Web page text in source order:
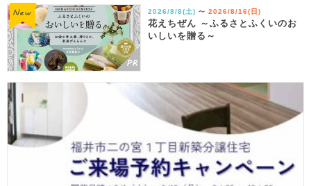
2026/8/8(土) 〜 2026/8/16(日)
花えちぜん ～ふるさとふくいのお
いしいを贈る～